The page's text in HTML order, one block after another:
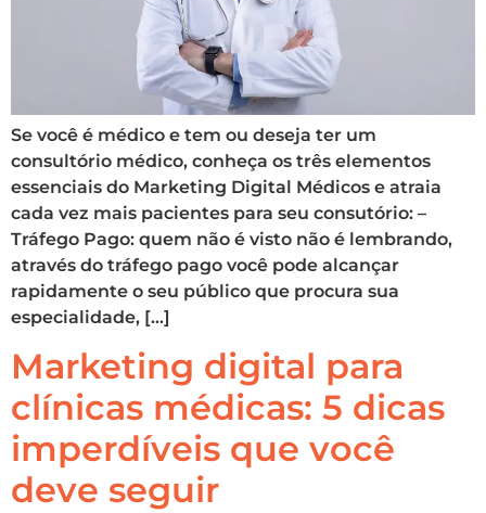
Se você é médico e tem ou deseja ter um
consultório médico, conheça os três elementos
essenciais do Marketing Digital Médicos e atraia
cada vez mais pacientes para seu consutório: –
Tráfego Pago: quem não é visto não é lembrando,
através do tráfego pago você pode alcançar
rapidamente o seu público que procura sua
especialidade, […]
Marketing digital para
clínicas médicas: 5 dicas
imperdíveis que você
deve seguir